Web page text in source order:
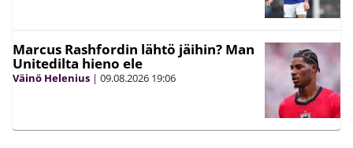
Marcus Rashfordin lähtö jäihin? Man
Unitedilta hieno ele
Väinö Helenius | 09.08.2026 19:06